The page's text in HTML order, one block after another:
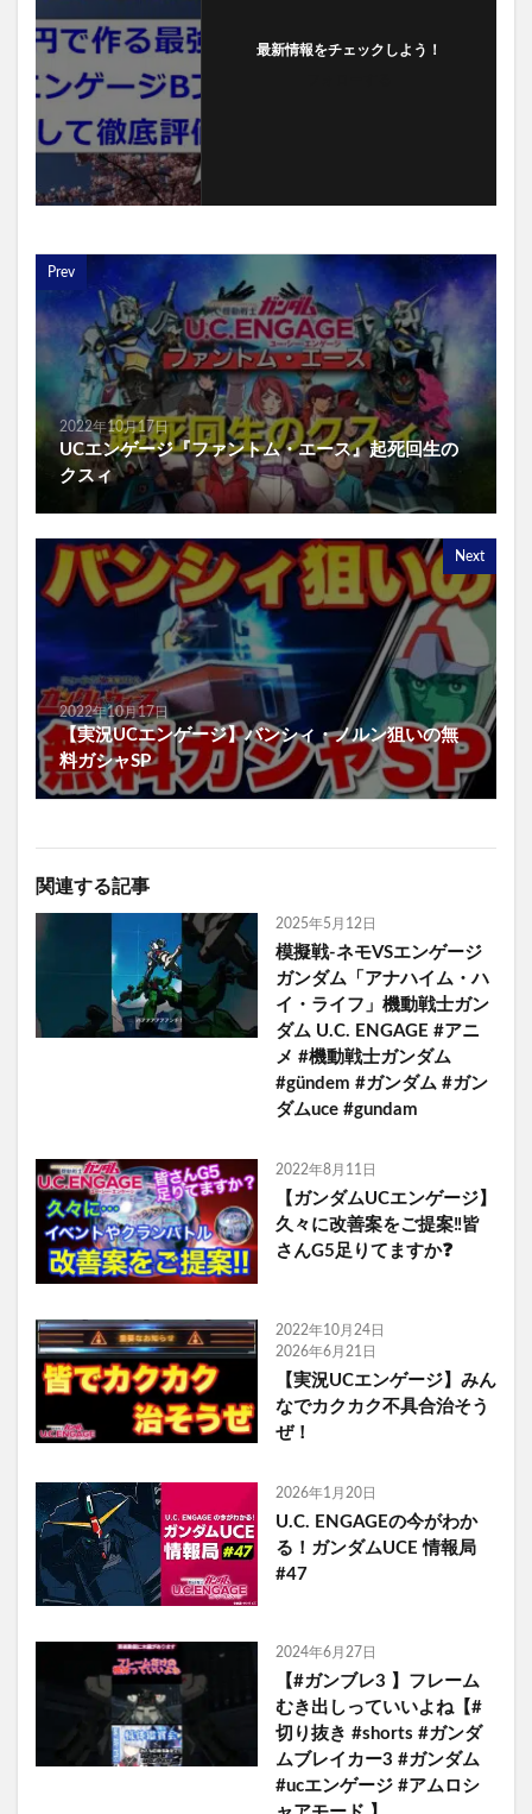
最新情報をチェックしよう！
Prev
2022年10月17日
UCエンゲージ『ファントム・エース』起死回生の
クスィ
Next
2022年10月17日
【実況UCエンゲージ】バンシィ・ノルン狙いの無
料ガシャSP
関連する記事
2025年5月12日
模擬戦-ネモVSエンゲージ
ガンダム「アナハイム・ハ
イ・ライフ」機動戦士ガン
ダム U.C. ENGAGE #アニ
メ #機動戦士ガンダム
#gündem #ガンダム #ガン
ダムuce #gundam
2022年8月11日
【ガンダムUCエンゲージ】
久々に改善案をご提案‼️皆
さんG5足りてますか❓
2022年10月24日
2026年6月21日
【実況UCエンゲージ】みん
なでカクカク不具合治そう
ぜ！
2026年1月20日
U.C. ENGAGEの今がわか
る！ガンダムUCE 情報局
#47
2024年6月27日
【#ガンブレ3 】フレーム
むき出しっていいよね【#
切り抜き #shorts #ガンダ
ムブレイカー3 #ガンダム
#ucエンゲージ #アムロシ